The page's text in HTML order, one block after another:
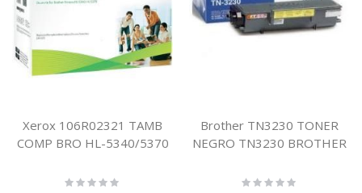
Xerox 106R02321 TAMB
COMP BRO HL-5340/5370
Rating:
Brother TN3230 TONER
NEGRO TN3230 BROTHER
Rating: